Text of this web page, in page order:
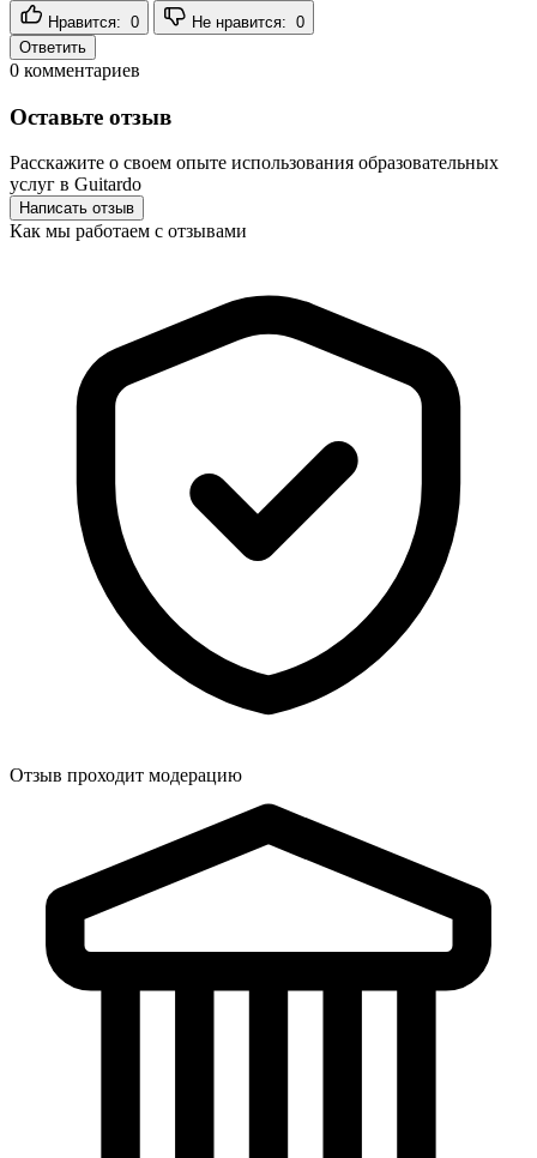
Нравится: 0 Не нравится: 0
Ответить
0 комментариев
Оставьте отзыв
Расскажите о своем опыте использования образовательных
услуг в Guitardo
Написать отзыв
Как мы работаем с отзывами
Отзыв проходит модерацию